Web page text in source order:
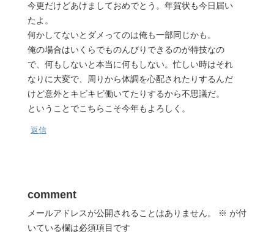
今更だけどあけましておめでとう。年賀状も今日届い
たよ。
何かしてないとダメってのは俺も一部同じかも。
俺の場合はいくらでものんびりできるのが特技なの
で、何もしないと本当に何もしない。忙しい時はそれ
なりに大変で、周りから体調を心配されたりするんだ
けど意外とキビキビ働いてたりするから不思議だ。
ということでこちらこそ今年もよろしく。
返信
comment
メールアドレスが公開されることはありません。 ※ が付
いている欄は必須項目です